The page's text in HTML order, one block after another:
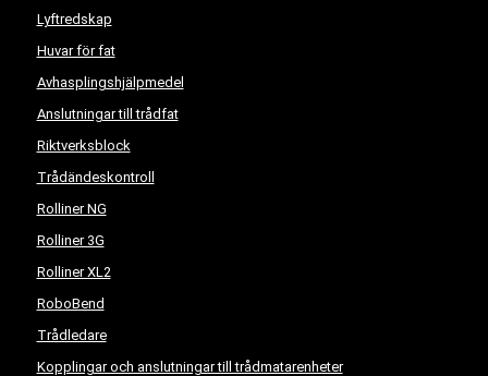
Lyftredskap
Huvar för fat
Avhasplingshjälpmedel
Anslutningar till trådfat
Riktverksblock
Trådändeskontroll
Rolliner NG
Rolliner 3G
Rolliner XL2
RoboBend
Trådledare
Kopplingar och anslutningar till trådmatarenheter